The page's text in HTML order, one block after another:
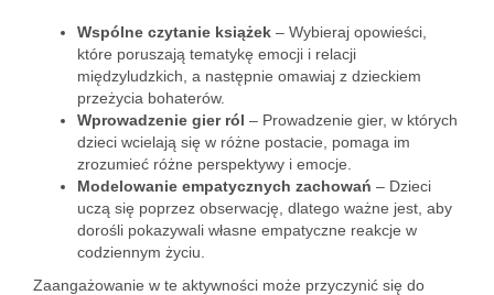
Wspólne czytanie książek – Wybieraj opowieści,
które poruszają tematykę emocji i relacji
międzyludzkich, a następnie omawiaj z dzieckiem
przeżycia bohaterów.
Wprowadzenie gier ról – Prowadzenie gier, w których
dzieci wcielają się w różne postacie, pomaga im
zrozumieć różne perspektywy i emocje.
Modelowanie empatycznych zachowań – Dzieci
uczą się poprzez obserwację, dlatego ważne jest, aby
dorośli pokazywali własne empatyczne reakcje w
codziennym życiu.
Zaangażowanie w te aktywności może przyczynić się do